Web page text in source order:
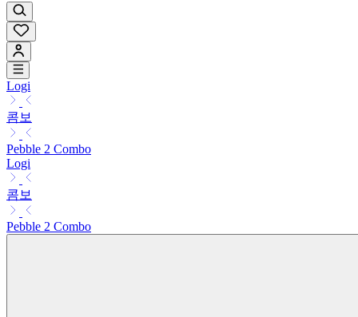
Logi
콤보
Pebble 2 Combo
Logi
콤보
Pebble 2 Combo